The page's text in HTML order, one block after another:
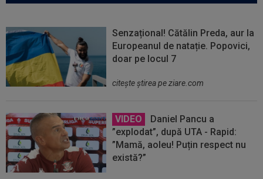
Senzațional! Cătălin Preda, aur la
Europeanul de natație. Popovici,
doar pe locul 7
citeşte ştirea pe ziare.com
VIDEO
Daniel Pancu a
”explodat”, după UTA - Rapid:
”Mamă, aoleu! Puțin respect nu
există?”